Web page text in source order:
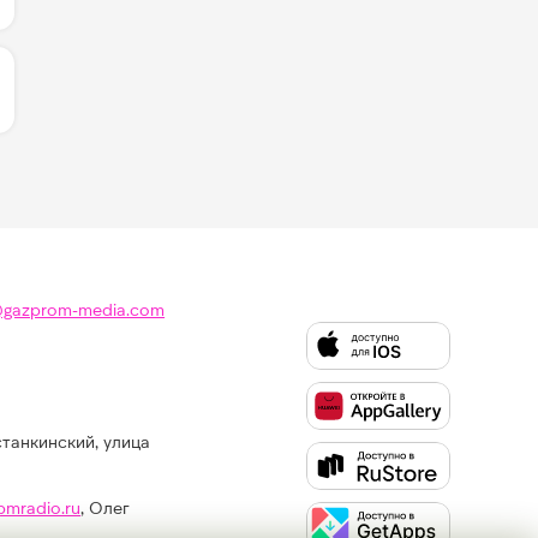
ЛАЙКОВ ЗА "DAI DAI - SHAKIRA & BURNA BOY":
media.com
улица
, Олег